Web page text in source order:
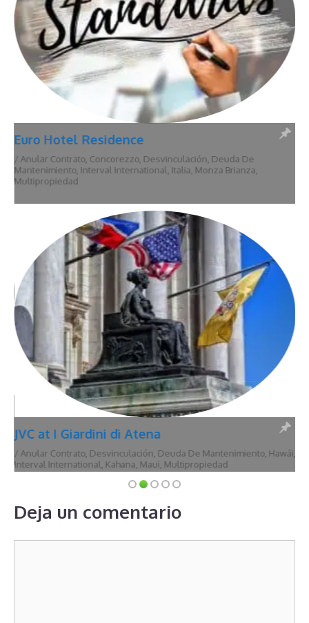
Euro Hotel Residence
/ Anular Contrato, Concorezzo, Desvinculación, Deuda De
Mantenimiento, Interval International, Italia, Monza Brianza,
Multipropiedad
JVC at I Giardini di Atena
/ Anular Contrato, Desvinculación, Deuda De Mantenimiento, Hawái,
Interval International, Kahana, Maui, Multipropiedad